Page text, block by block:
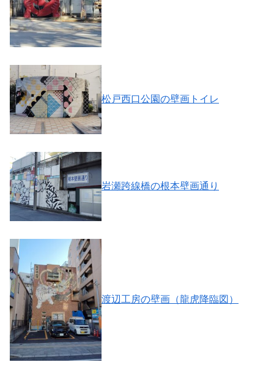
松戸西口公園の壁画トイレ
岩瀬跨線橋の根本壁画通り
渡辺工房の壁画（龍虎降臨図）